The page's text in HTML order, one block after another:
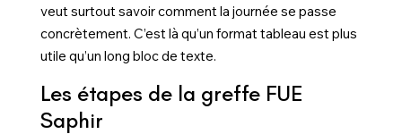
veut surtout savoir comment la journée se passe
concrètement. C’est là qu’un format tableau est plus
utile qu’un long bloc de texte.
Les étapes de la greffe FUE
Saphir